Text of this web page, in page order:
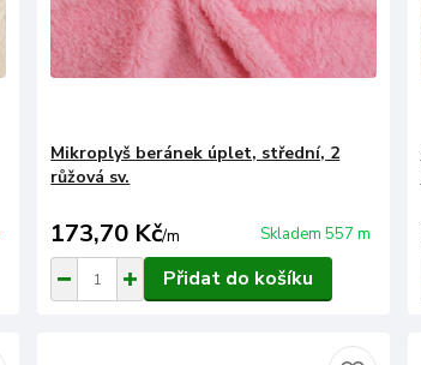
Mikroplyš beránek úplet, střední, 2
růžová sv.
173,70 Kč/m Skladem 557 m
Přidat do košíku